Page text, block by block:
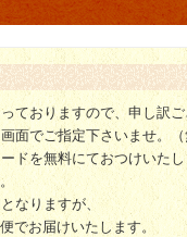
ておりますので、申し訳
面でご指定下さいませ。
ドを無料にておつけいたし
なりますが、
でお届けいたします。